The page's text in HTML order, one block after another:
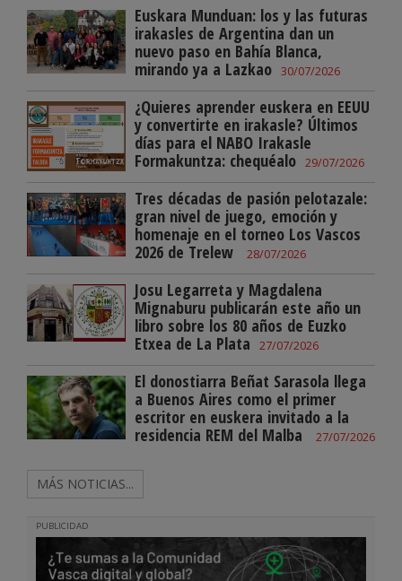
Euskara Munduan: los y las futuras
irakasles de Argentina dan un
nuevo paso en Bahía Blanca,
mirando ya a Lazkao 30/07/2026
¿Quieres aprender euskera en EEUU
y convertirte en irakasle? Últimos
días para el NABO Irakasle
Formakuntza: chequéalo 29/07/2026
Tres décadas de pasión pelotazale:
gran nivel de juego, emoción y
homenaje en el torneo Los Vascos
2026 de Trelew
28/07/2026
Josu Legarreta y Magdalena
Mignaburu publicarán este año un
libro sobre los 80 años de Euzko
Etxea de La Plata
27/07/2026
El donostiarra Beñat Sarasola llega
a Buenos Aires como el primer
escritor en euskera invitado a la
residencia REM del Malba
27/07/2026
MÁS NOTICIAS...
PUBLICIDAD